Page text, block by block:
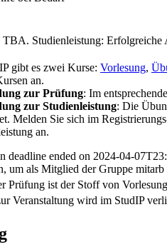
Studienleistung: Erfolgreiche
gibt es zwei Kurse: Vorlesung,
an.
zur Prüfung: Im
zur Studienleistung: Die
Melden Sie sich im
an.
deadline ended on 2024-04-
um als Mitglied der Gruppe
Prüfung ist der Stoff von
Veranstaltung wird im StudIP